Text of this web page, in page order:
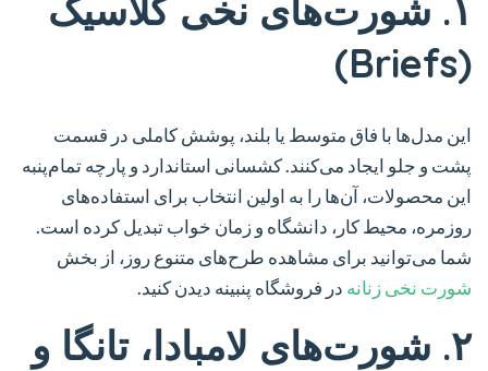
۱. شورت‌های نخی کلاسیک
(Briefs)
این مدل‌ها با فاق متوسط یا بلند، پوشش کاملی در قسمت
پشت و جلو ایجاد می‌کنند. کشسانی استاندارد و پارچه تمام‌پنبه
این محصولات، آن‌ها را به اولین انتخاب برای استفاده‌های
روزمره، محیط کار، دانشگاه و زمان خواب تبدیل کرده است.
شما می‌توانید برای مشاهده طرح‌های متنوع روز، از بخش
شورت نخی زنانه در فروشگاه پنبینه دیدن کنید.
۲. شورت‌های لامبادا، تانگا و